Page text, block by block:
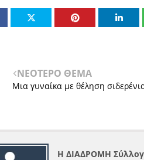
ΝΕΟΤΕΡΟ ΘΕΜΑ
Μια γυναίκα με θέληση
Η ΔΙΑΔΡΟΜΗ